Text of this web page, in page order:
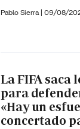
Pablo Sierra | 09/08/
La FIFA saca
para
«Hay un
concertado